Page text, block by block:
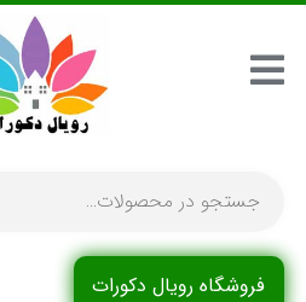
فروشگاه رویال دکورات